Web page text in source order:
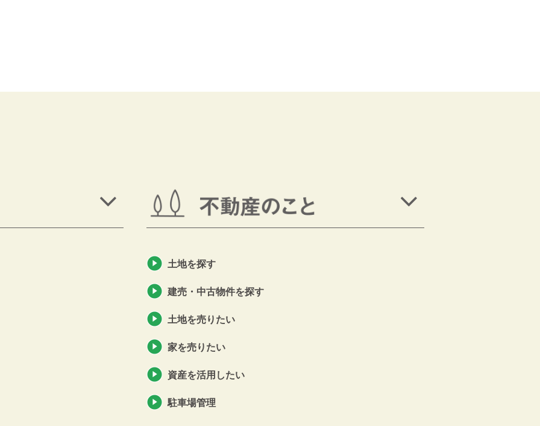
土地を探す
建売・中古物件を探す
土地を売りたい
家を売りたい
資産を活用したい
駐車場管理